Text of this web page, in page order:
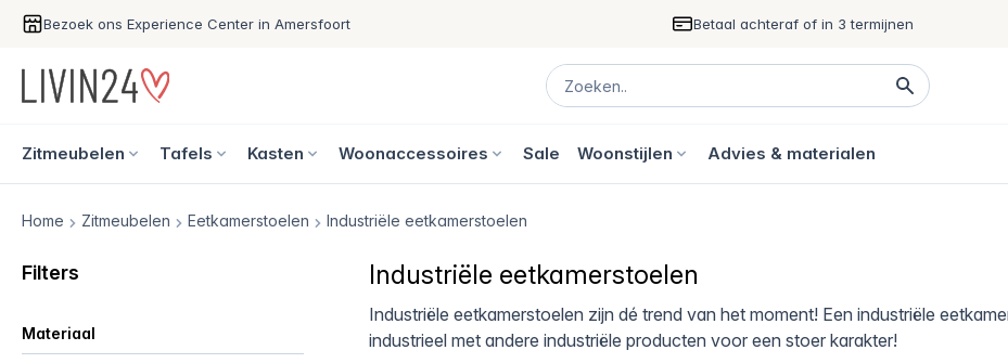
Bezoek ons Experience Center in Amersfoort Betaal achteraf of in 3 termijnen
Zitmeubelen Tafels Kasten Woonaccessoires Sale Woonstijlen Advies & materialen
Home Zitmeubelen Eetkamerstoelen Industriële eetkamerstoelen
Filters
Materiaal
Industriële eetkamerstoelen
Industriële eetkamerstoelen zijn dé trend van het moment! Een industriële
industrieel met andere industriële producten voor een stoer karakter!